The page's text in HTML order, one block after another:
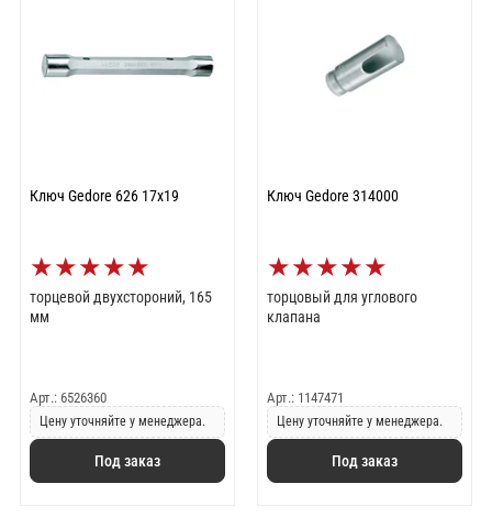
Ключ Gedore 626 17x19
★★★★★
торцевой двухстороний, 165
мм
Арт.: 6526360
Цену уточняйте у менеджера.
Под заказ
Ключ Gedore 314000
★★★★★
торцовый для углового
клапана
Арт.: 1147471
Цену уточняйте у менеджера.
Под заказ